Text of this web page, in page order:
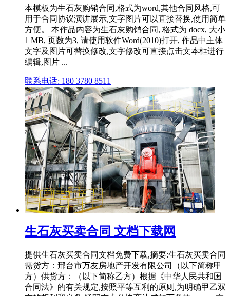
本模板为生石灰购销合同,格式为word,其他合同风格,可
用于合同协议演讲展示,文字图片可以直接替换,使用简单
方便。 本作品内容为生石灰购销合同, 格式为 docx, 大小
1 MB, 页数为3, 请使用软件Word(2010)打开, 作品中主体
文字及图片可替换修改,文字修改可直接点击文本框进行
编辑,图片 ...
联系电话: 180 3780 8511
生石灰买卖合同 文档下载网
提供生石灰买卖合同文档免费下载,摘要:生石灰买卖合同
需货方：邢台市万友房地产开发有限公司（以下简称甲
方）供货方：（以下简称乙方）根据《中华人民共和国
合同法》的有关规定,按照平等互利的原则,为明确甲乙双